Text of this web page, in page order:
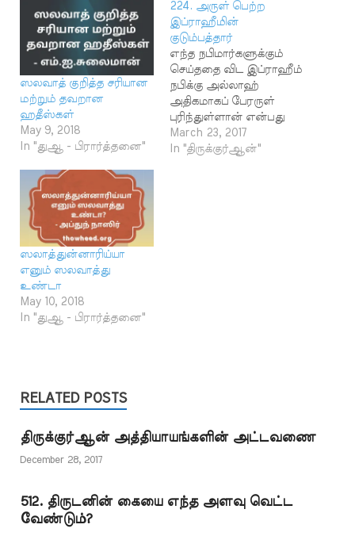
ஸலவாத் குறித்த சரியான
மற்றும் தவறான
ஹதீஸ்கள்
May 9, 2018
In "துஆ - பிரார்த்தனை"
224. அருள் பெற்ற
இப்ராஹீமின்
குடும்பத்தார்
எந்த நபிமார்களுக்கும்
செய்ததை விட இப்ராஹீம்
நபிக்கு அல்லாஹ்
அதிகமாகப் பேரருள்
புரிந்துள்ளான் என்பது
இவ்வசனத்தின் (11:73)
மூலம்
குடும்பத்தினருக்கும் நீ
March 23, 2017
In "திருக்குர்ஆன்"
ஸலாத்துன்னாரிய்யா
எனும் ஸலவாத்து
உண்டா
May 10, 2018
In "துஆ - பிரார்த்தனை"
RELATED POSTS
திருக்குர்ஆன் அத்தியாயங்களின் அட்டவணை
December 28, 2017
512. திருடனின் கையை எந்த அளவு வெட்ட
வேண்டும்?